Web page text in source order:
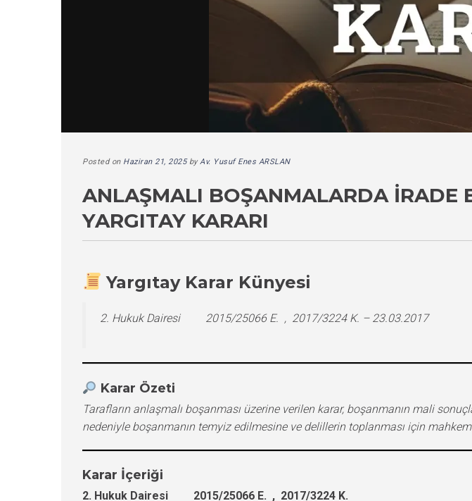
Posted on Haziran 21, 2025byAv. Yusuf Enes ARSLAN
ANLAŞMALI BOŞANMALARDA İRADE
YARGITAY KARARI
Yargıtay Karar Künyesi
2. Hukuk Dairesi 2015/25066 E. , 2017/3224 K. – 23.03.2017
Karar Özeti
Tarafların anlaşmalı boşanması üzerine verilen karar, boşanmanın mali
nedeniyle boşanmanın temyiz edilmesine ve delillerin toplanması için
Karar İçeriği
2. Hukuk Dairesi 2015/25066 E. , 2017/3224 K.